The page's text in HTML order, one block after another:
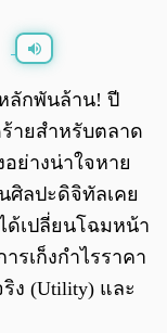
0:00 0:00
ลักพันล้าน! ปี
ายสำหรับตลาด
ย่างน่าใจหาย
ศิลปะดิจิทัลเคย
ด้เปลี่ยนโฉมหน้า
รเก็งกำไรราคา
ง (Utility) และ